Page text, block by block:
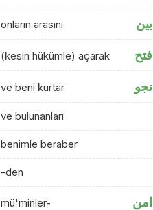
onların arasını بين
(kesin hükümle) açarak فتح
ve beni kurtar نجو
ve bulunanları
benimle beraber
-den
mü'minler- امن